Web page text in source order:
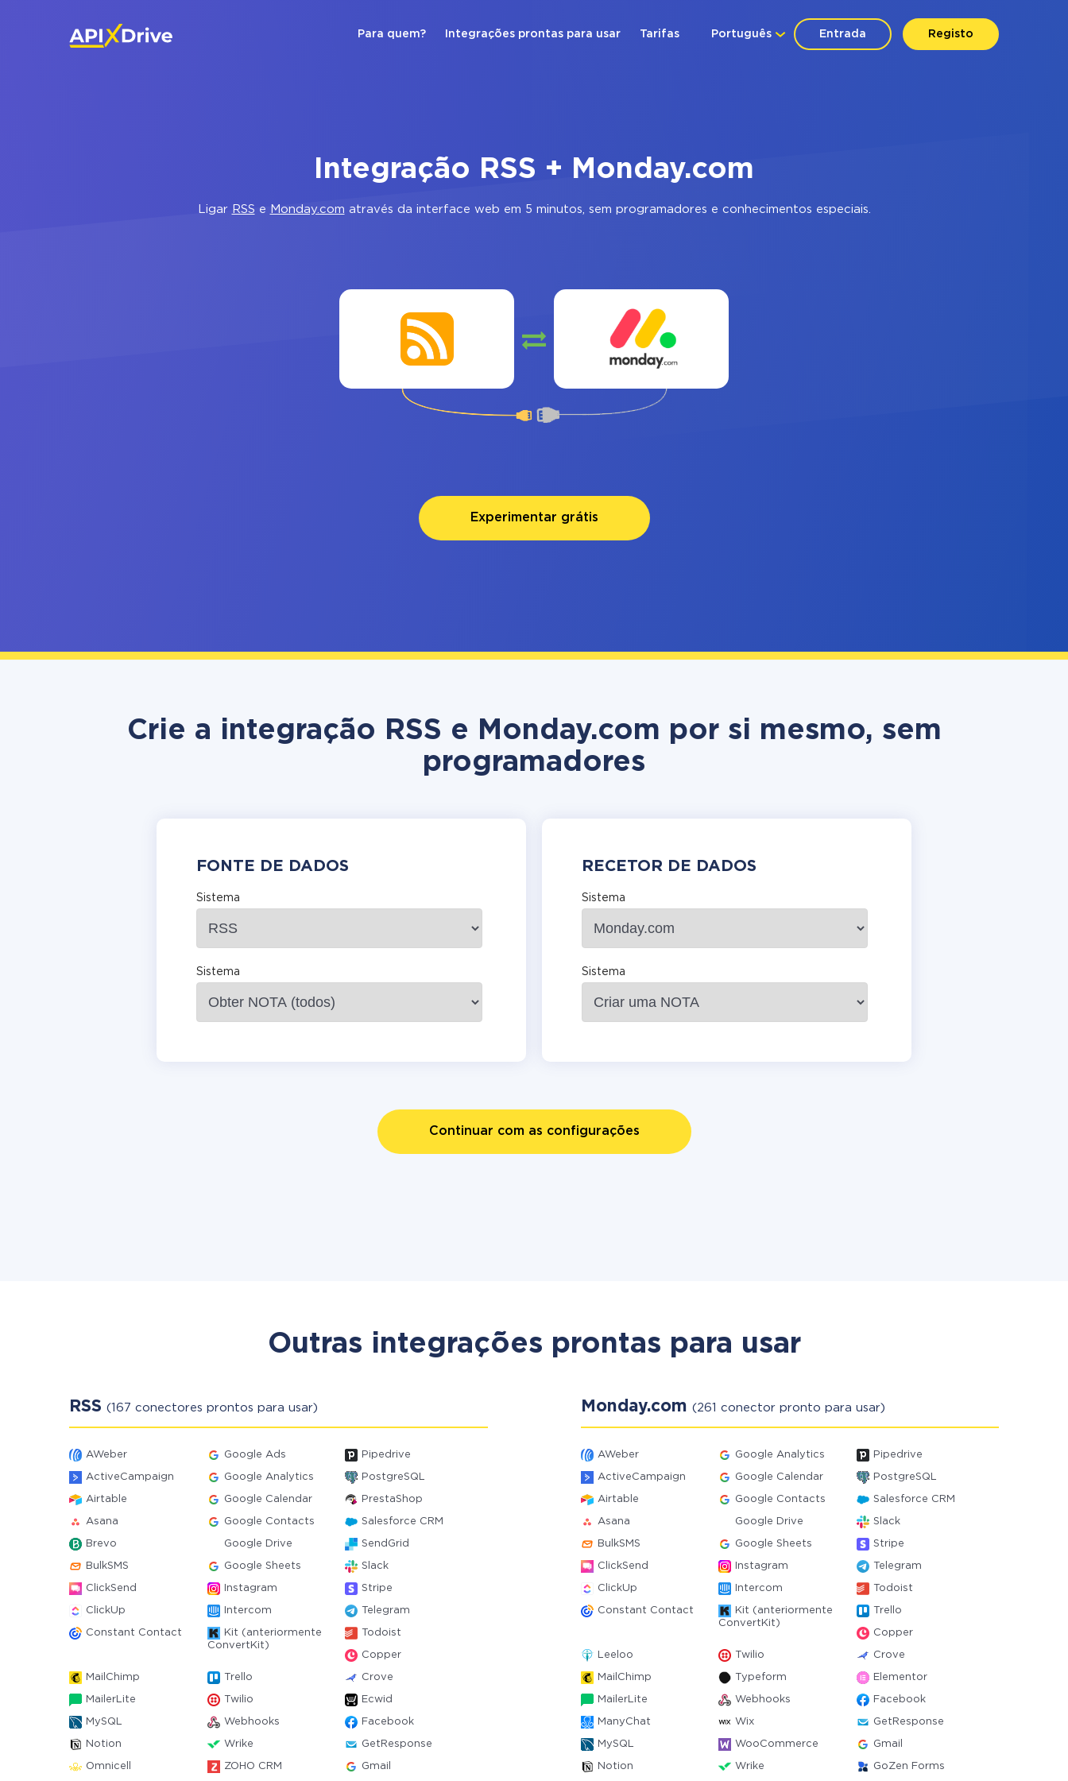
Entrada Registo
Português
Para quem? Integrações prontas para usar Tarifas
Integração RSS + Monday.com
Ligar RSS e Monday.com através da interface web em 5 minutos, sem programadores e conhecimentos especiais.
Experimentar grátis
Crie a integração RSS e Monday.com por si mesmo, sem
programadores
FONTE DE DADOS
Sistema
Sistema
RECETOR DE DADOS
Sistema
Sistema
Continuar com as configurações
Outras integrações prontas para usar
RSS (167 conectores prontos para usar)
AWeber Google Ads Pipedrive
ActiveCampaign Google Analytics PostgreSQL
Airtable Google Calendar PrestaShop
Asana Google Contacts Salesforce CRM
Brevo Google Drive SendGrid
BulkSMS Google Sheets Slack
ClickSend Instagram Stripe
ClickUp Intercom Telegram
Constant Contact
Kit (anteriormente
ConvertKit)
Todoist
Copper
MailChimp Trello Crove
MailerLite Twilio Ecwid
MySQL Webhooks Facebook
Notion Wrike GetResponse
Omnicell ZOHO CRM Gmail
Monday.com (261 conector pronto para usar)
AWeber Google Analytics Pipedrive
ActiveCampaign Google Calendar PostgreSQL
Airtable Google Contacts Salesforce CRM
Asana Google Drive Slack
BulkSMS Google Sheets Stripe
ClickSend Instagram Telegram
ClickUp Intercom Todoist
Constant Contact
Kit (anteriormente
ConvertKit)
Trello
Copper
Leeloo Twilio Crove
MailChimp Typeform Elementor
MailerLite Webhooks Facebook
ManyChat Wix GetResponse
MySQL WooCommerce Gmail
Notion Wrike GoZen Forms